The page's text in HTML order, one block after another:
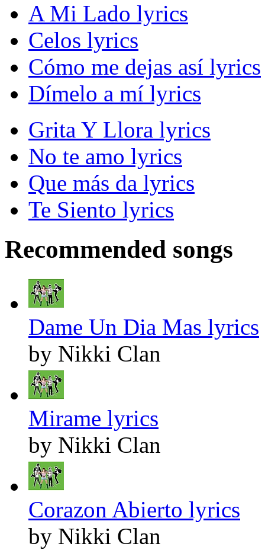
A Mi Lado lyrics
Celos lyrics
Cómo me dejas así lyrics
Dímelo a mí lyrics
Grita Y Llora lyrics
No te amo lyrics
Que más da lyrics
Te Siento lyrics
Recommended songs
Dame Un Dia Mas lyrics
by Nikki Clan
Mirame lyrics
by Nikki Clan
Corazon Abierto lyrics
by Nikki Clan